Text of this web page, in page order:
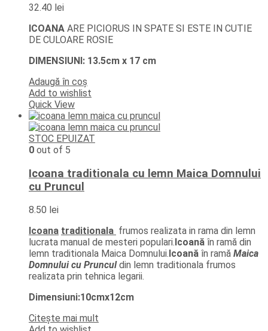
32.40 lei
ICOANA ARE PICIORUS IN SPATE SI ESTE IN CUTIE
DE CULOARE ROSIE
DIMENSIUNI: 13.5cm x 17 cm
Adaugă în coș
Add to wishlist
Quick View
STOC EPUIZAT
0 out of 5
Icoana traditionala cu lemn Maica Domnului
cu Pruncul
8.50 lei
Icoana traditionala frumos realizata in rama din lemn
lucrata manual de mesteri populari. Icoană în ramă din
lemn traditionala Maica Domnului. Icoană în ramă Maica
Domnului cu Pruncul din lemn traditionala frumos
realizata prin tehnica legarii.
Dimensiuni:10cmx12cm
Citește mai mult